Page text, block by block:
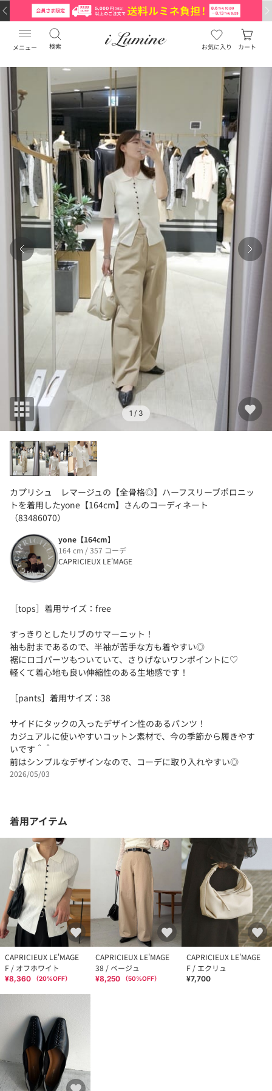
メニュー 検索 お気に入り カート
1 / 3
カプリシュ レマージュの【全骨格◎】ハーフスリーブポロニッ
トを着用したyone【164cm】さんのコーディネート
（83486070）
yone【164cm】
164 cm / 357 コーデ
CAPRICIEUX LE'MAGE
［tops］着用サイズ：free
すっきりとしたリブのサマーニット！
袖も肘まであるので、半袖が苦手な方も着やすい◎
裾にロゴパーツもついていて、さりげないワンポイントに♡
軽くて着心地も良い伸縮性のある生地感です！
［pants］着用サイズ：38
サイドにタックの入ったデザイン性のあるパンツ！
カジュアルに使いやすいコットン素材で、今の季節から履きやす
いです＾＾
前はシンプルなデザインなので、コーデに取り入れやすい◎
2026/05/03
着用アイテム
CAPRICIEUX LE'MAGE
F / オフホワイト
¥8,360 （20%OFF）
CAPRICIEUX LE'MAGE
38 / ベージュ
¥8,250 （50%OFF）
CAPRICIEUX LE'MAGE
F / エクリュ
¥7,700